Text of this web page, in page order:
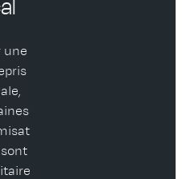
une